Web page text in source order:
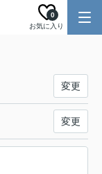
お気に入り
0
変更
変更